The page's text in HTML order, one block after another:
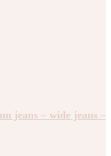
jeans – wide jeans –